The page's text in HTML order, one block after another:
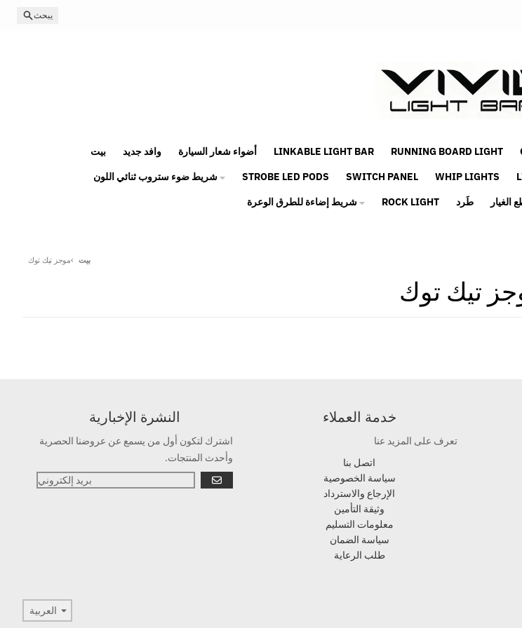
انتقل إلى المحتوى
يبحث
بيت وافد جديد أضواء شعار السيارة LINKABLE LIGHT BAR RUNNING BOARD LIGHT
شريط ضوء ستروب ثنائي اللون
STROBE LED PODS SWITCH PANEL WHIP LIGHTS
شريط إضاءة للطرق الوعرة
ROCK LIGHT طَرد الغيار
بيت موجز تيك توك
تيك توك
النشرة الإخبارية
اشترك لتكون أول من يسمع عن عروضنا الحصرية
وأحدث المنتجات.
يذهب
خدمة العملاء
تعرف على المزيد عنا
اتصل بنا
سياسة الخصوصية
الإرجاع والاسترداد
وثيقة التأمين
معلومات التسليم
سياسة الضمان
طلب الرعاية
لغة
العربية